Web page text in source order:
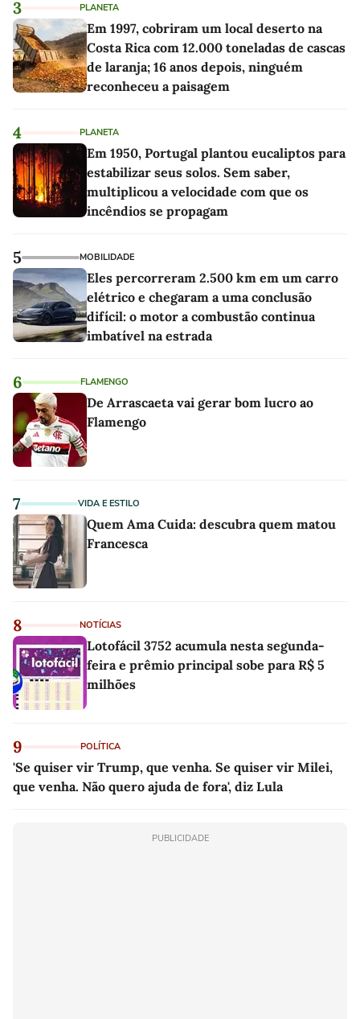
3 PLANETA
Em 1997, cobriram um local deserto na
Costa Rica com 12.000 toneladas de cascas
de laranja; 16 anos depois, ninguém
reconheceu a paisagem
4 PLANETA
Em 1950, Portugal plantou eucaliptos para
estabilizar seus solos. Sem saber,
multiplicou a velocidade com que os
incêndios se propagam
5 MOBILIDADE
Eles percorreram 2.500 km em um carro
elétrico e chegaram a uma conclusão
difícil: o motor a combustão continua
imbatível na estrada
6 FLAMENGO
De Arrascaeta vai gerar bom lucro ao
Flamengo
7 VIDA E ESTILO
Quem Ama Cuida: descubra quem matou
Francesca
8 NOTÍCIAS
Lotofácil 3752 acumula nesta segunda-
feira e prêmio principal sobe para R$ 5
milhões
9 POLÍTICA
'Se quiser vir Trump, que venha. Se quiser vir Milei,
que venha. Não quero ajuda de fora', diz Lula
PUBLICIDADE